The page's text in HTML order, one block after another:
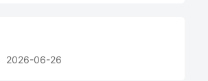
2026-06-26